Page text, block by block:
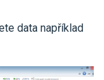
data například